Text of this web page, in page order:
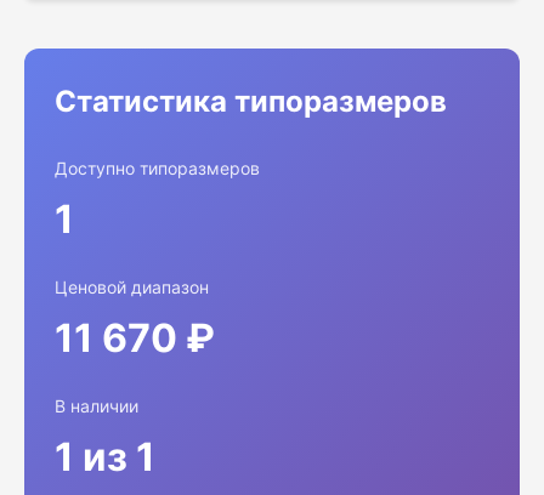
Статистика типоразмеров
Доступно типоразмеров
1
Ценовой диапазон
11 670 ₽
В наличии
1 из 1